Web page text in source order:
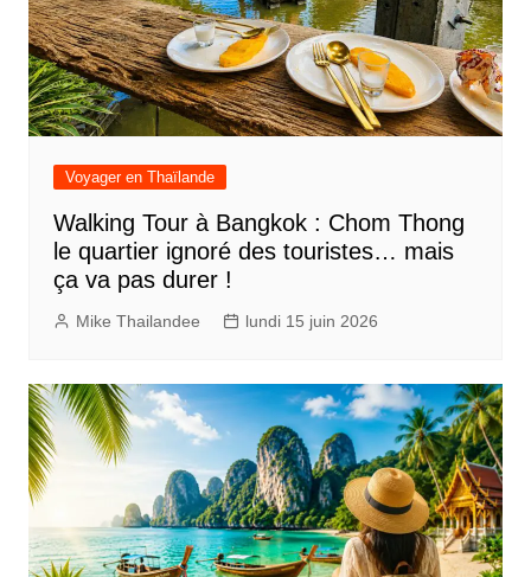
Voyager en Thaïlande
Walking Tour à Bangkok : Chom Thong
le quartier ignoré des touristes… mais
ça va pas durer !
Mike Thailandee lundi 15 juin 2026